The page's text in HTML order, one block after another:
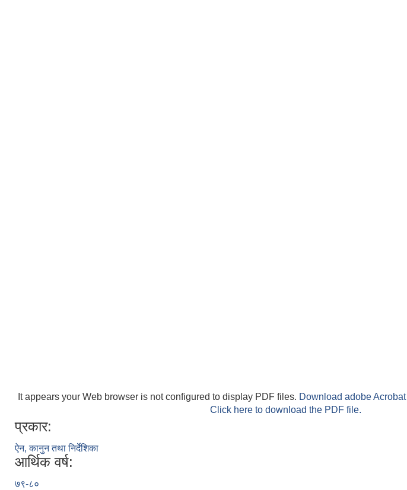
It appears your Web browser is not configured to display PDF files. Download adobe Acrobat
Click here to download the PDF file.
प्रकार:
ऐन, कानुन तथा निर्देशिका
आर्थिक वर्ष:
७९-८०